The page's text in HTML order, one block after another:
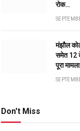
रोक…
मंझौल
समेत 12
पूरा
Don't Miss